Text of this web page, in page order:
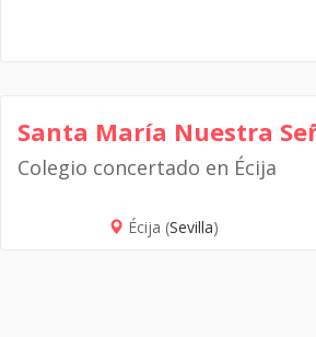
Santa María Nuestra
Colegio concertado en Écija
Écija (Sevilla)